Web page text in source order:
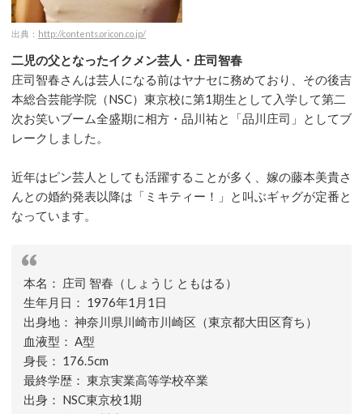
出典： http://contents.oricon.co.jp/
二児の父となったイクメン芸人・庄司智春
庄司智春さんは芸人になる前はヤナセに務めており、その後吉
本総合芸能学院（NSC）東京校に第1期生として入学して第二
次お笑いブーム全盛期に相方・品川祐と「品川庄司」としてブ
レークしました。
近年はピン芸人としても活躍することが多く、嫁の藤本美貴さ
んとの婚約発表以降は「ミキティー！」と叫ぶギャグが定番と
なっています。
本名： 庄司 智春（しょうじ ともはる）
生年月日： 1976年1月1日
出身地： 神奈川県川崎市川崎区（東京都大田区育ち）
血液型： A型
身長： 176.5cm
最終学歴： 東京実業高等学校卒業
出身： NSC東京校1期